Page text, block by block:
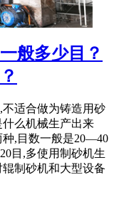
般多少目？
适合做为铸造用砂
么机械生产出来
种,目数一般是20—40
目,多使用制砂机生
制砂机和大型设备